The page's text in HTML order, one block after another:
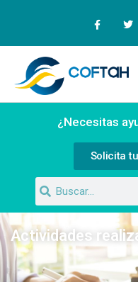
¿Necesitas
Solicita
Actividades